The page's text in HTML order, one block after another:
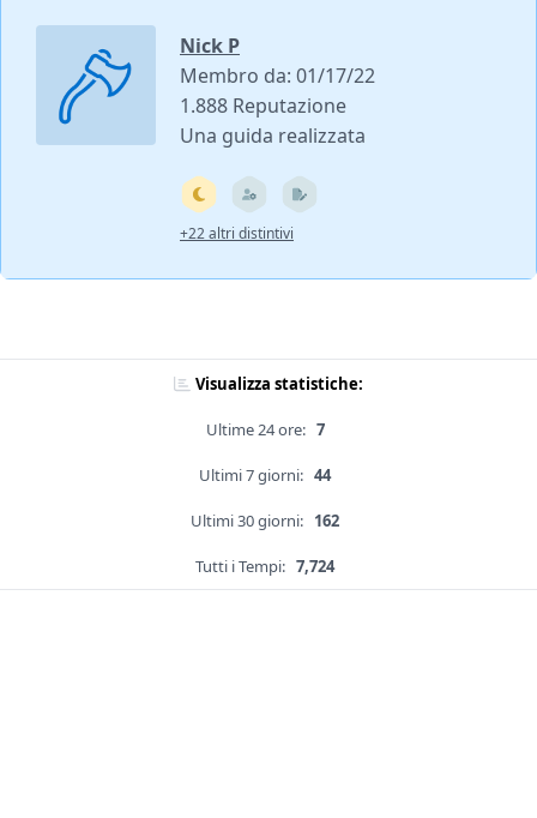
Nick P
Membro da: 01/17/22
1.888 Reputazione
Una guida realizzata
+22 altri distintivi
Visualizza statistiche:
Ultime 24 ore: 7
Ultimi 7 giorni: 44
Ultimi 30 giorni: 162
Tutti i Tempi: 7,724